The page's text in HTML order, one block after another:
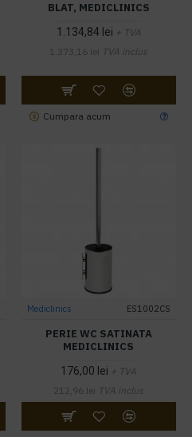
BLAT, MEDICLINICS
1.134,84 lei + TVA
1.373,16 lei TVA inclus
Cumpara acum
Mediclinics ES1002CS
PERIE WC SATINATA
MEDICLINICS
176,00 lei + TVA
212,96 lei TVA inclus